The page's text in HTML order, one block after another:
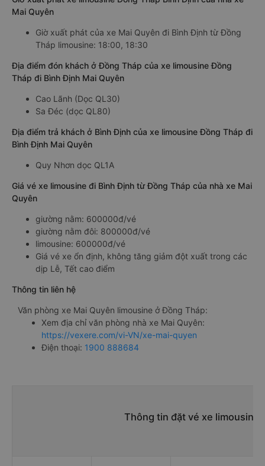
Mai Quyên
Giờ xuất phát của xe Mai Quyên đi Bình Định từ Đồng
Tháp limousine: 18:00, 18:30
Địa điểm đón khách ở Đồng Tháp của xe limousine Đồng
Tháp đi Bình Định Mai Quyên
Cao Lãnh (Dọc QL30)
Sa Đéc (dọc QL80)
Địa điểm trả khách ở Bình Định của xe limousine Đồng Tháp đi
Bình Định Mai Quyên
Quy Nhơn dọc QL1A
Giá vé xe limousine đi Bình Định từ Đồng Tháp của nhà xe Mai
Quyên
giường nằm: 600000đ/vé
giường nằm đôi: 800000đ/vé
limousine: 600000đ/vé
Giá vé xe ổn định, không tăng giảm đột xuất trong các
dịp Lễ, Tết cao điểm
Thông tin liên hệ
Văn phòng xe Mai Quyên limousine ở Đồng Tháp:
Xem địa chỉ văn phòng nhà xe Mai Quyên:
https://vexere.com/vi-VN/xe-mai-quyen
Điện thoại: 1900 888684
Thông tin đặt vé xe limousine